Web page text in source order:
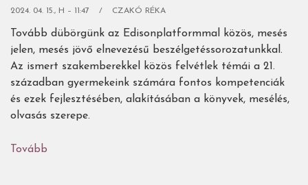
2024. 04. 15., H – 11:47 CZAKÓ RÉKA
Tovább dübörgünk az Edisonplatformmal közös, mesés
jelen, mesés jövő elnevezésű beszélgetéssorozatunkkal.
Az ismert szakemberekkel közös felvétlek témái a 21.
században gyermekeink számára fontos kompetenciák
és ezek fejlesztésében, alakításában a könyvek, mesélés,
olvasás szerepe.
Tovább